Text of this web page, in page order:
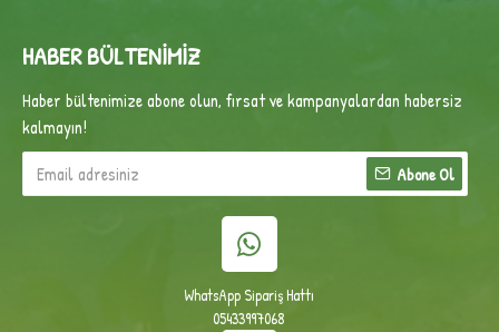
HABER BÜLTENIMIZ
Haber bültenimize abone olun, fırsat ve kampanyalardan habersiz
kalmayın!
Abone Ol
WhatsApp Sipariş Hattı
05433997068